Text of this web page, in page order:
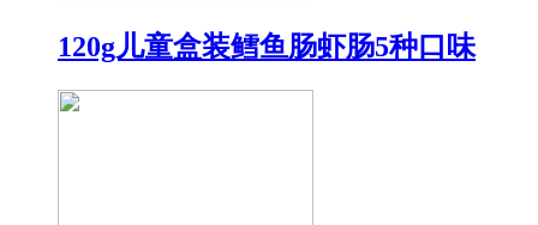
120g儿童盒装鳕鱼肠虾肠5种口味